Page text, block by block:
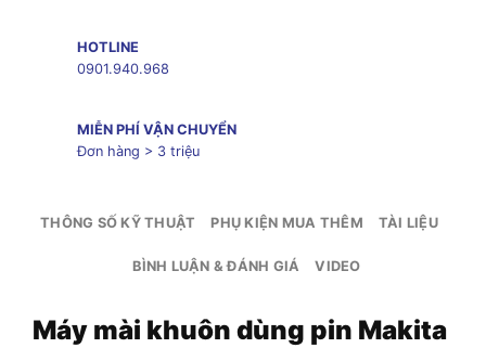
HOTLINE
0901.940.968
MIỄN PHÍ VẬN CHUYỂN
Đơn hàng > 3 triệu
THÔNG SỐ KỸ THUẬT PHỤ KIỆN MUA THÊM TÀI LIỆU
BÌNH LUẬN & ĐÁNH GIÁ VIDEO
Máy mài khuôn dùng pin Makita